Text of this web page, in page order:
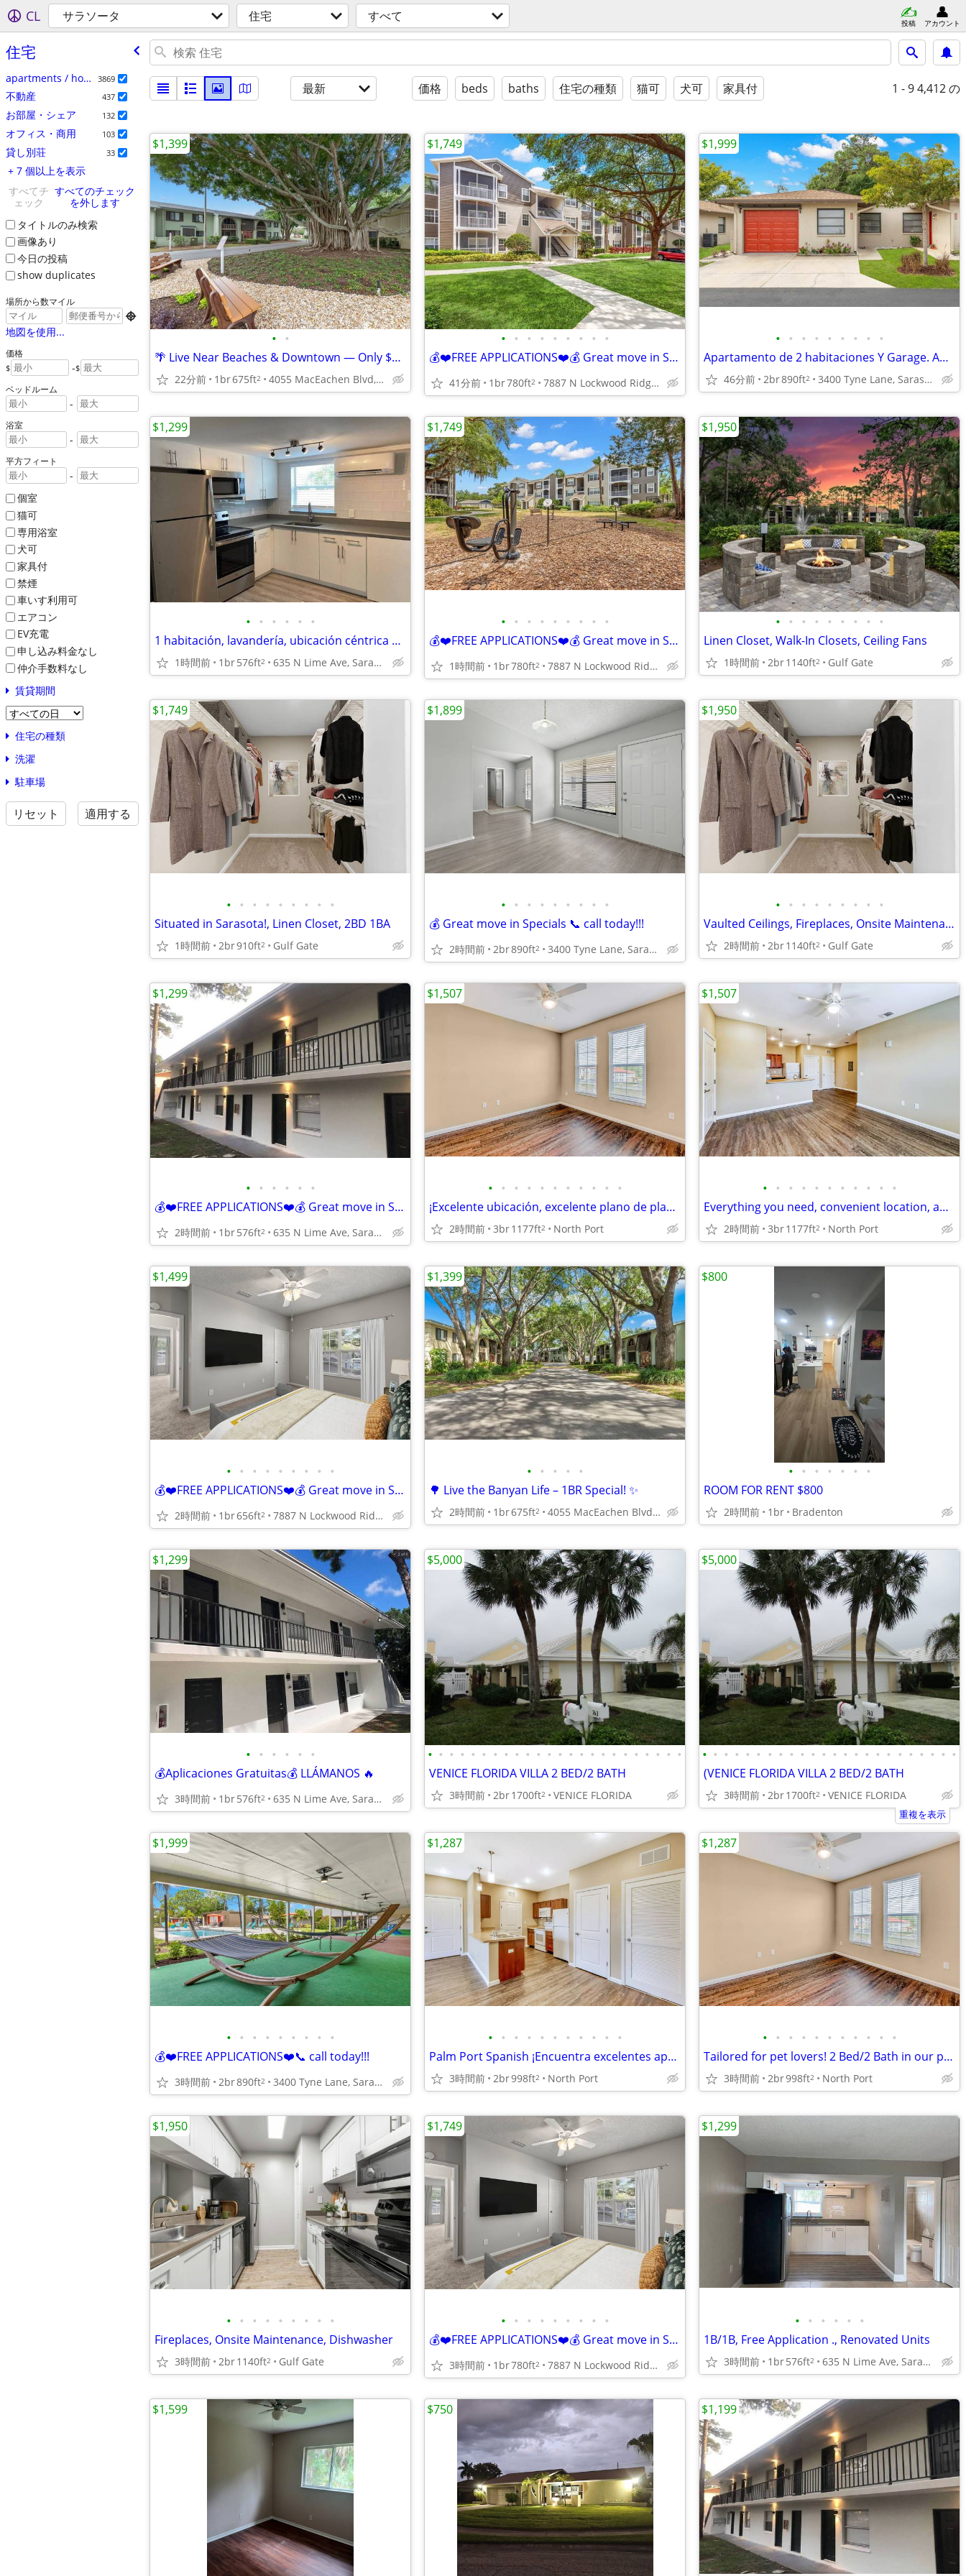
CL サラソータ 住宅 すべて 投稿 アカウント
住宅
apartments / housing for rent 3869
不動産 437
お部屋・シェア 132
オフィス・商用 103
貸し別荘 33
+ 7 個以上を表示
すべてチ
ェック
すべてのチェック
を外します
タイトルのみ検索
画像あり
今日の投稿
show duplicates
場所から数マイル

地図を使用...
価格
$ -$
ベッドルーム
-
浴室
-
平方フィート
-
個室
猫可
専用浴室
犬可
家具付
禁煙
車いす利用可
エアコン
EV充電
申し込み料金なし
仲介手数料なし
賃貸期間
住宅の種類
洗濯
駐車場
リセット 適用する
最新 価格 beds baths 住宅の種類 猫可 犬可 家具付 1 - 94,412 の
• •
🌴 Live Near Beaches & Downtown — Only $1399!
22分前 1br675ft2 4055 MacEachen Blvd, Sarasota, FL
$1,399
• • • • • • • • •
💰❤️FREE APPLICATIONS❤️💰 Great move in Specials 📞 call today!!!
41分前 1br780ft2 7887 N Lockwood Ridge Rd, Sarasota, FL
$1,749
• • • • • • • • •
Apartamento de 2 habitaciones Y Garage. Aplicacion Gratuita
46分前 2br890ft2 3400 Tyne Lane, Sarasota, FL
$1,999
• • • • • •
1 habitación, lavandería, ubicación céntrica cerca de Fruitville Rd.
1時間前 1br576ft2 635 N Lime Ave, Sarasota, FL
$1,299
• • • • • • • • •
💰❤️FREE APPLICATIONS❤️💰 Great move in Specials 📞 call today!!!
1時間前 1br780ft2 7887 N Lockwood Ridge Rd, Sarasota, FL
$1,749
• • • • • • • • •
Linen Closet, Walk-In Closets, Ceiling Fans
1時間前 2br1140ft2 Gulf Gate
$1,950
• • • • • • • • •
Situated in Sarasota!, Linen Closet, 2BD 1BA
1時間前 2br910ft2 Gulf Gate
$1,749
• • • • • • • • •
💰 Great move in Specials 📞 call today!!!
2時間前 2br890ft2 3400 Tyne Lane, Sarasota, FL
$1,899
• • • • • • • • •
Vaulted Ceilings, Fireplaces, Onsite Maintenance
2時間前 2br1140ft2 Gulf Gate
$1,950
• • • • • •
💰❤️FREE APPLICATIONS❤️💰 Great move in Specials 📞 call today!!!
2時間前 1br576ft2 635 N Lime Ave, Sarasota, FL
$1,299
• • • • • • • • • • •
¡Excelente ubicación, excelente plano de planta y un excelente hogar!
2時間前 3br1177ft2 North Port
$1,507
• • • • • • • • • • •
Everything you need, convenient location, affordable 3 bed, 2 bath
2時間前 3br1177ft2 North Port
$1,507
• • • • • • • • •
💰❤️FREE APPLICATIONS❤️💰 Great move in Specials 📞 call today!!!
2時間前 1br656ft2 7887 N Lockwood Ridge Rd, Sarasota, FL
$1,499
• • • • •
🌳 Live the Banyan Life – 1BR Special! ✨
2時間前 1br675ft2 4055 MacEachen Blvd, Sarasota, FL
$1,399
• • • • • • •
ROOM FOR RENT $800
2時間前 1br Bradenton
$800
• • • • • •
💰Aplicaciones Gratuitas💰 LLÁMANOS 🔥
3時間前 1br576ft2 635 N Lime Ave, Sarasota, FL
$1,299
• • • • • • • • • • • • • • • • • • • • • • • •
VENICE FLORIDA VILLA 2 BED/2 BATH
3時間前 2br1700ft2 VENICE FLORIDA
$5,000
• • • • • • • • • • • • • • • • • • • • • • • •
(VENICE FLORIDA VILLA 2 BED/2 BATH
3時間前 2br1700ft2 VENICE FLORIDA
$5,000
重複を表示
• • • • • • • • •
💰❤️FREE APPLICATIONS❤️📞 call today!!!
3時間前 2br890ft2 3400 Tyne Lane, Sarasota, FL
$1,999
• • • • • • • • • • •
Palm Port Spanish ¡Encuentra excelentes apartamentos! Planos espacioso
3時間前 2br998ft2 North Port
$1,287
• • • • • • • • • • •
Tailored for pet lovers! 2 Bed/2 Bath in our pet-friendly community.
3時間前 2br998ft2 North Port
$1,287
• • • • • • • • •
Fireplaces, Onsite Maintenance, Dishwasher
3時間前 2br1140ft2 Gulf Gate
$1,950
• • • • • • • • •
💰❤️FREE APPLICATIONS❤️💰 Great move in Specials 📞 call today!!!
3時間前 1br780ft2 7887 N Lockwood Ridge Rd, Sarasota, FL
$1,749
• • • • • •
1B/1B, Free Application ., Renovated Units
3時間前 1br576ft2 635 N Lime Ave, Sarasota, FL
$1,299
$1,599 $750 $1,199